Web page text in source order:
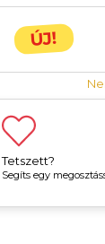
ÚJ!
Tetszett?
Segíts egy